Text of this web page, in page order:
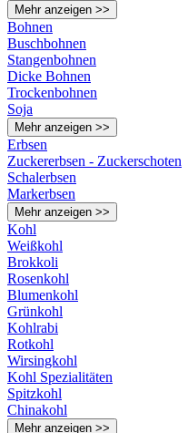
Mehr anzeigen >>
Bohnen
Buschbohnen
Stangenbohnen
Dicke Bohnen
Trockenbohnen
Soja
Mehr anzeigen >>
Erbsen
Zuckererbsen - Zuckerschoten
Schalerbsen
Markerbsen
Mehr anzeigen >>
Kohl
Weißkohl
Brokkoli
Rosenkohl
Blumenkohl
Grünkohl
Kohlrabi
Rotkohl
Wirsingkohl
Kohl Spezialitäten
Spitzkohl
Chinakohl
Mehr anzeigen >>